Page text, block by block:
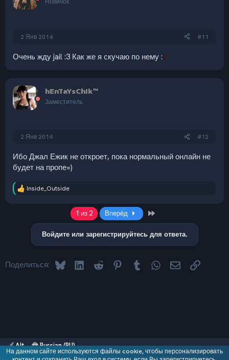
2 Янв 2014 #11
Очень жду jail :3 Как же я скучаю по нему :c
hEnTaYsChIk™
Заместитель
2 Янв 2014 #12
Ибо Джал Ежик не откроет, пока нормальный онлайн не
будет на пропе=)
Р
Inside_Outside
1 из 2 Вперёд
Войдите или зарегистрируйтесь для ответа.
Поделиться: Bluesky LinkedInReddit PinterestTumblr WhatsApp
Электронная
Ссылка
Alt
Russian (RU)
На данном сайте используются файлы cookie, чтобы персонализировать